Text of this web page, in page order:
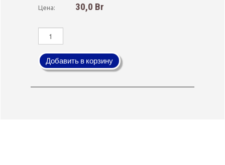
Цена: 30,0 Br
Добавить в корзину